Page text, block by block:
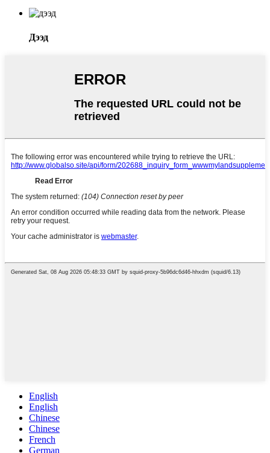
Дээд
English
English
Chinese
Chinese
French
German